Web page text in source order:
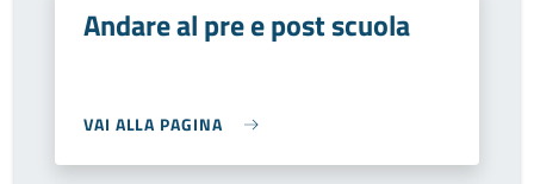
Andare al pre e post scuola
VAI ALLA PAGINA